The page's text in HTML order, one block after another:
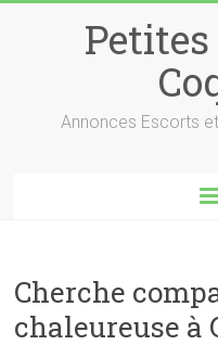
Annonces Escorts
Cherche
chaleureuse à